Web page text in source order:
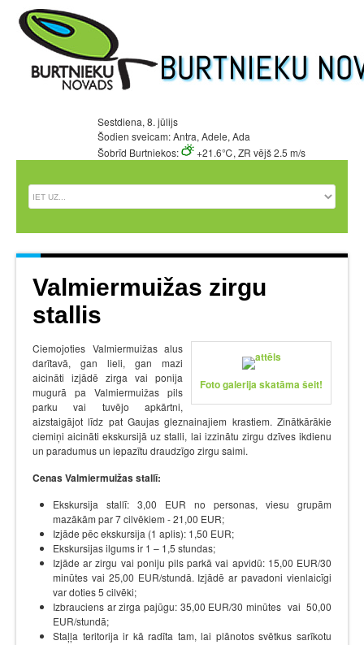
Sestdiena, 8. jūlijs
Šodien sveicam: Antra, Adele, Ada
Šobrīd Burtniekos:
+21.6℃, ZR vējš 2.5 m/s
Valmiermuižas zirgu
stallis
Foto galerija skatāma šeit!
Ciemojoties Valmiermuižas alus
darītavā, gan lieli, gan mazi
aicināti izjādē zirga vai ponija
mugurā pa Valmiermuižas pils
parku vai tuvējo apkārtni,
aizstaigājot līdz pat Gaujas gleznainajiem krastiem. Zinātkārākie
ciemiņi aicināti ekskursijā uz stalli, lai izzinātu zirgu dzīves ikdienu
un paradumus un iepazītu draudzīgo zirgu saimi.
Cenas Valmiermuižas stallī:
Ekskursija stallī: 3,00 EUR no personas, viesu grupām
mazākām par 7 cilvēkiem - 21,00 EUR;
Izjāde pēc ekskursija (1 aplis): 1,50 EUR;
Ekskursijas ilgums ir 1 – 1,5 stundas;
Izjāde ar zirgu vai poniju pils parkā vai apvidū: 15,00 EUR/30
minūtes vai 25,00 EUR/stundā. Izjādē ar pavadoni vienlaicīgi
var doties 5 cilvēki;
Izbrauciens ar zirga pajūgu: 35,00 EUR/30 minūtes vai 50,00
EUR/stundā;
Staļļa teritorija ir kā radīta tam, lai plānotos svētkus sarīkotu